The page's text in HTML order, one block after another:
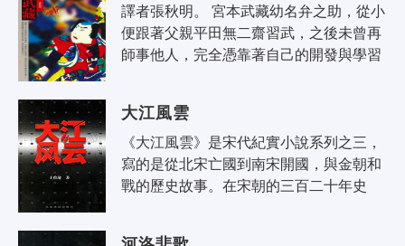
譯者張秋明。 宮本武藏幼名弁之助，從小
便跟著父親平田無二齋習武，之後未曾再
師事他人，完全憑靠著自己的開發與學習
大江風雲
《大江風雲》是宋代紀實小說系列之三，
寫的是從北宋亡國到南宋開國，與金朝和
戰的歷史故事。在宋朝的三百二十年史